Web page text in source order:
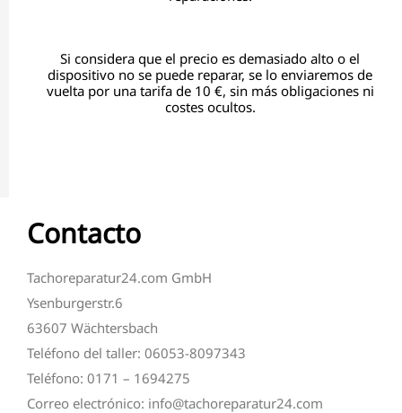
Si considera que el precio es demasiado alto o el
dispositivo no se puede reparar, se lo enviaremos de
vuelta por una tarifa de 10 €, sin más obligaciones ni
costes ocultos.
Contacto
Tachoreparatur24.com GmbH
Ysenburgerstr.6
63607 Wächtersbach
Teléfono del taller: 06053-8097343
Teléfono: 0171 – 1694275
Correo electrónico: info@tachoreparatur24.com